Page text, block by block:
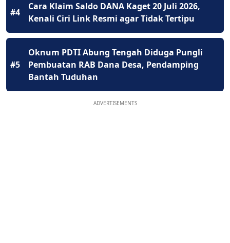
#4
Cara Klaim Saldo DANA Kaget 20 Juli 2026,
Kenali Ciri Link Resmi agar Tidak Tertipu
#5
Oknum PDTI Abung Tengah Diduga Pungli
Pembuatan RAB Dana Desa, Pendamping
Bantah Tuduhan
ADVERTISEMENTS